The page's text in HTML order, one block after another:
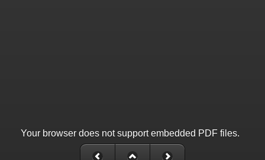
Your browser does not support embedded PDF files.